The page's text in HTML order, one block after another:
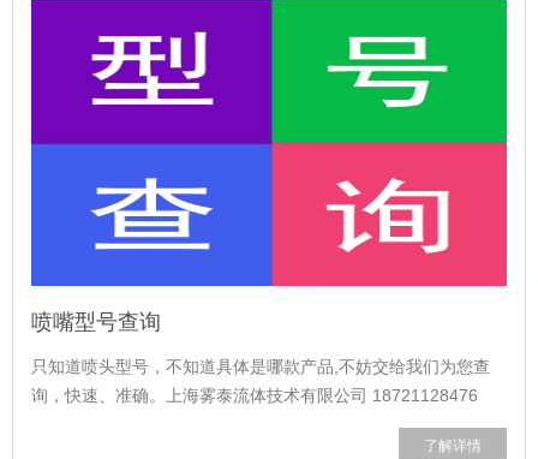
喷嘴型号查询
只知道喷头型号，不知道具体是哪款产品,不妨交给我们为您查
询，快速、准确。上海雾泰流体技术有限公司 18721128476
了解详情